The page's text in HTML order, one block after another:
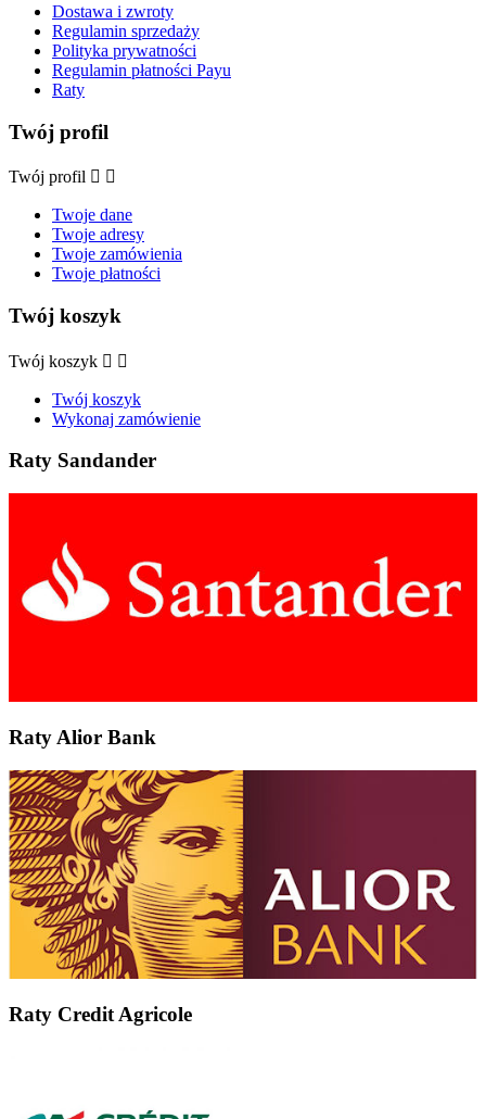
Dostawa i zwroty
Regulamin sprzedaży
Polityka prywatności
Regulamin płatności Payu
Raty
Twój profil
Twój profil  
Twoje dane
Twoje adresy
Twoje zamówienia
Twoje płatności
Twój koszyk
Twój koszyk  
Twój koszyk
Wykonaj zamówienie
Raty Sandander
Raty Alior Bank
Raty Credit Agricole